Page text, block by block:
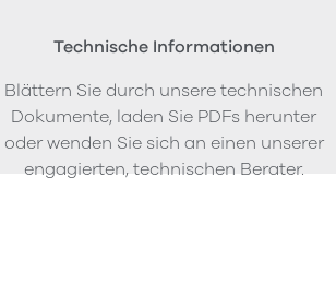
Technische Informationen
Blättern Sie durch unsere technischen
Dokumente, laden Sie PDFs herunter
oder wenden Sie sich an einen unserer
engagierten, technischen Berater.